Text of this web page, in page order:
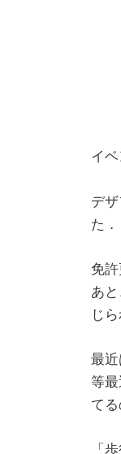
イ
デ
た．
免
あ
じ
最
等
て
「